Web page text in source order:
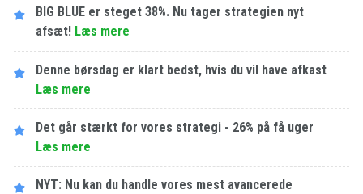
BIG BLUE er steget 38%. Nu tager strategien nyt
afsæt! Læs mere
Denne børsdag er klart bedst, hvis du vil have afkast
Læs mere
Det går stærkt for vores strategi - 26% på få uger
Læs mere
NYT: Nu kan du handle vores mest avancerede